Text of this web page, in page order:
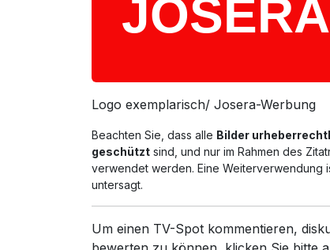
Logo exemplarisch/ Josera-Werbung
Beachten Sie, dass alle Bilder
geschützt sind, und nur im Rahmen des
verwendet werden. Eine Weiterverwendung
untersagt.
Um einen TV-Spot kommentieren,